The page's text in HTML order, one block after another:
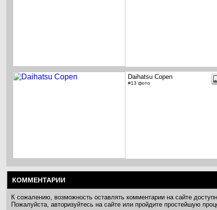
Daihatsu Copen
#13 фото
КОММЕНТАРИИ
К сожалению, возможность оставлять комментарии на сайте
Пожалуйста, авторизуйтесь на сайте или пройдите простейшую